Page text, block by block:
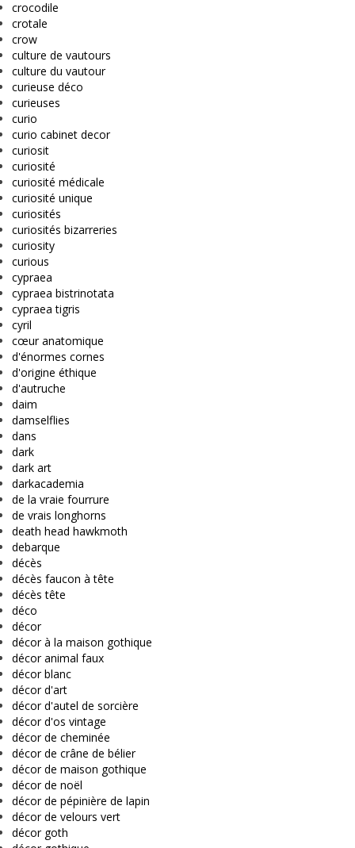
crocodile
crotale
crow
culture de vautours
culture du vautour
curieuse déco
curieuses
curio
curio cabinet decor
curiosit
curiosité
curiosité médicale
curiosité unique
curiosités
curiosités bizarreries
curiosity
curious
cypraea
cypraea bistrinotata
cypraea tigris
cyril
cœur anatomique
d'énormes cornes
d'origine éthique
d'autruche
daim
damselflies
dans
dark
dark art
darkacademia
de la vraie fourrure
de vrais longhorns
death head hawkmoth
debarque
décès
décès faucon à tête
décès tête
déco
décor
décor à la maison gothique
décor animal faux
décor blanc
décor d'art
décor d'autel de sorcière
décor d'os vintage
décor de cheminée
décor de crâne de bélier
décor de maison gothique
décor de noël
décor de pépinière de lapin
décor de velours vert
décor goth